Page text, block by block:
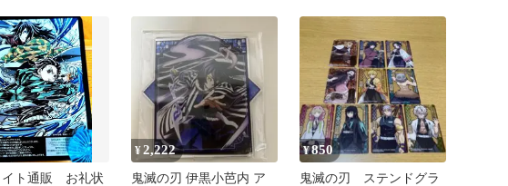
イト通販 お礼状
¥2,222
鬼滅の刃 伊黒小芭内 ア
¥850
鬼滅の刃 ステンドグラ